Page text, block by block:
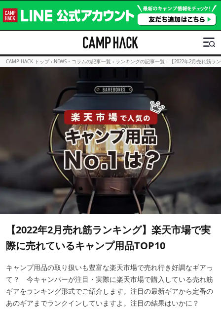
CAMP HACK トップ › NEWS・コラムの記事一覧 › ランキングの記事一覧 › 【2022年2月売れ筋
【2022年2月売れ筋ランキング】楽天市場で実
際に売れているキャンプ用品TOP10
キャンプ用品の取り扱いも豊富な楽天市場で売れ行き好調なギアっ
て？ 今キャンパーが注目・実際に楽天市場で購入している売れ筋
ギアをランキング形式でご紹介します。注目の最新ギアから定番の
あのギアまでランクインしていますよ。注目の結果はいかに？